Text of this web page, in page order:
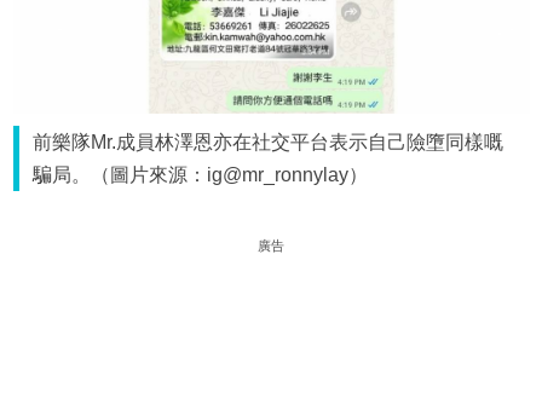
前樂隊Mr.成員林澤恩亦在社交平台表示自己險墮同樣嘅
騙局。（圖片來源：ig@mr_ronnylay）
廣告